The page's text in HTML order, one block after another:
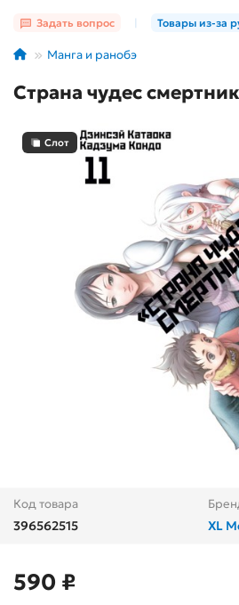
Задать вопрос Товары из-за
Манга и ранобэ
Страна чудес
Слот
Код товара
396562515 XL
590 ₽